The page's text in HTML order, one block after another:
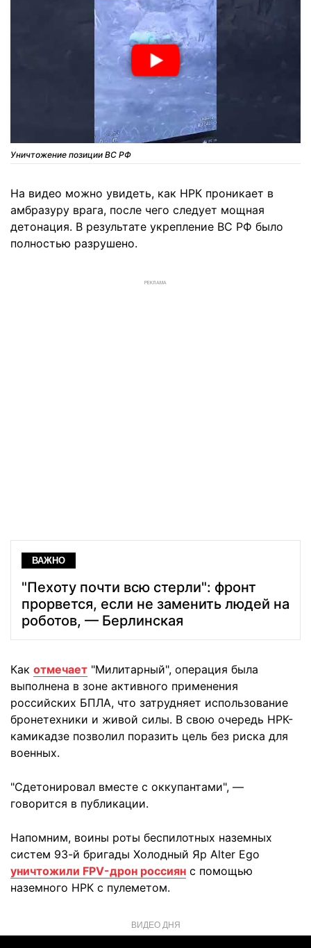
Уничтожение позиции ВС РФ
На видео можно увидеть, как НРК проникает в
амбразуру врага, после чего следует мощная
детонация. В результате укрепление ВС РФ было
полностью разрушено.
РЕКЛАМА
ВАЖНО
"Пехоту почти всю стерли": фронт
прорвется, если не заменить людей на
роботов, — Берлинская
Как отмечает "Милитарный", операция была
выполнена в зоне активного применения
российских БПЛА, что затрудняет использование
бронетехники и живой силы. В свою очередь НРК-
камикадзе позволил поразить цель без риска для
военных.
"Сдетонировал вместе с оккупантами", —
говорится в публикации.
Напомним, воины роты беспилотных наземных
систем 93-й бригады Холодный Яр Alter Ego
уничтожили FPV-дрон россиян с помощью
наземного НРК с пулеметом.
ВИДЕО ДНЯ